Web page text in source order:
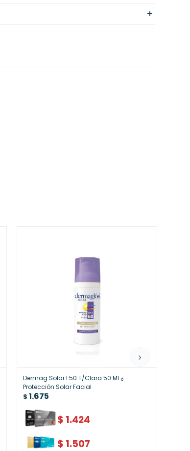
Dermag Solar F50 T/Clara 50 Ml ¿
Protección Solar Facial
$ 1.675
$ 1.424
$ 1.507